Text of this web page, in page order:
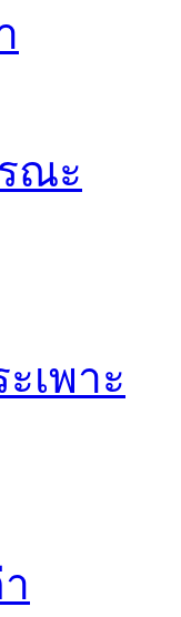
ณะ
เพาะ